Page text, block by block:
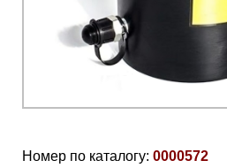
Номер по каталогу: 0000572